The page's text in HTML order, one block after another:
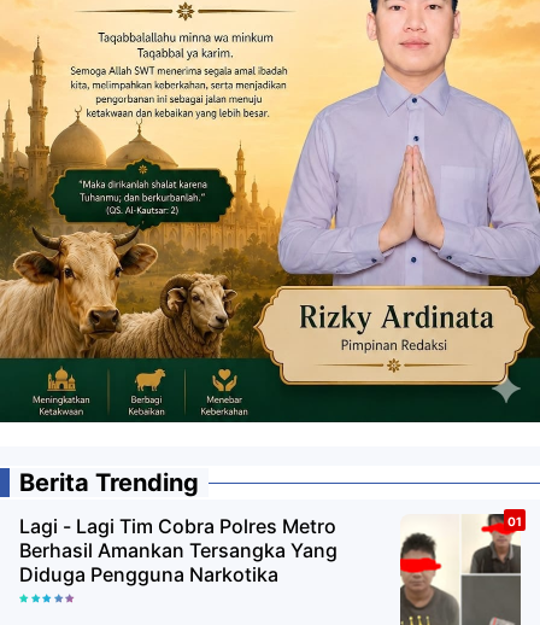
Berita Trending
Lagi - Lagi Tim Cobra Polres Metro
Berhasil Amankan Tersangka Yang
Diduga Pengguna Narkotika